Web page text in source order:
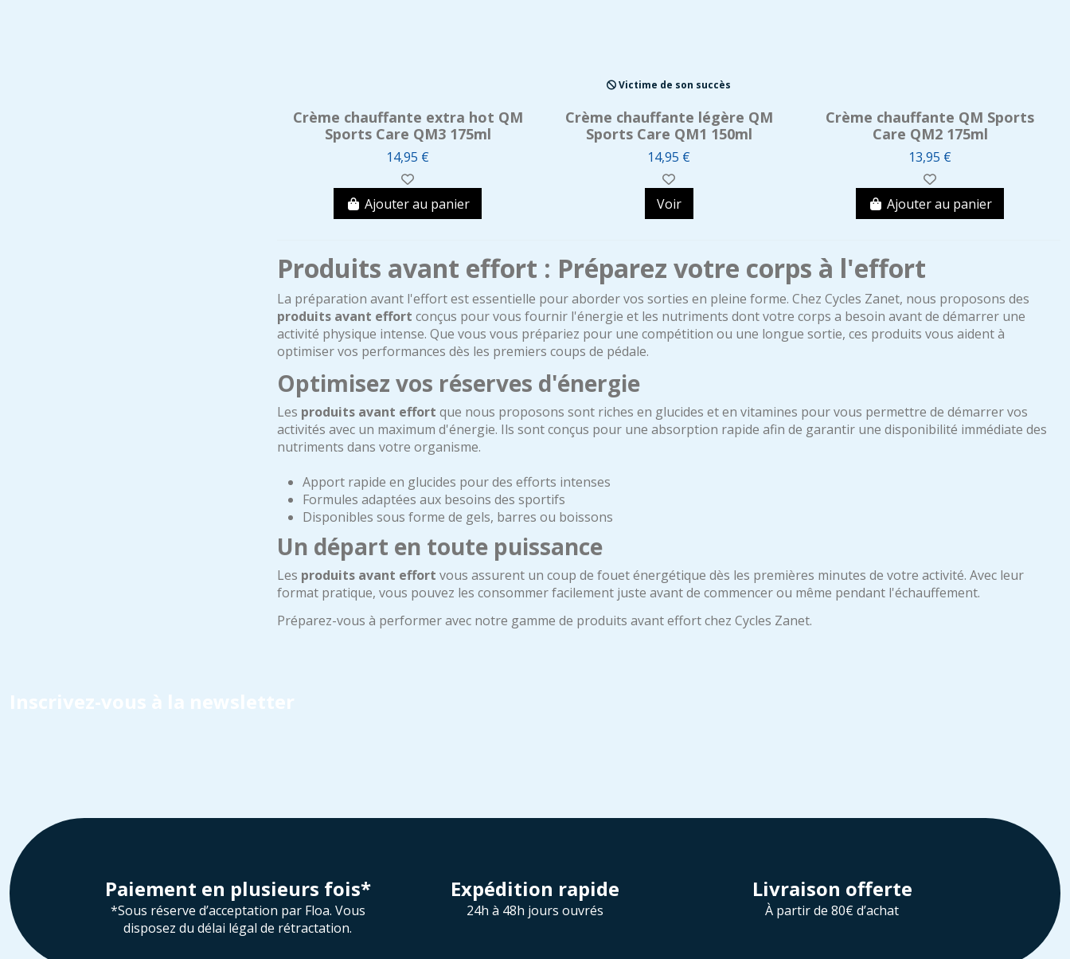
Crème chauffante extra hot QM
Sports Care QM3 175ml
14,95 €
Ajouter au panier
Victime de son succès
Crème chauffante légère QM
Sports Care QM1 150ml
14,95 €
Voir
Crème chauffante QM Sports
Care QM2 175ml
13,95 €
Ajouter au panier
Produits avant effort : Préparez votre corps à l'effort
La préparation avant l'effort est essentielle pour aborder vos sorties en pleine forme. Chez Cycles Zanet, nous proposons des
produits avant effort conçus pour vous fournir l'énergie et les nutriments dont votre corps a besoin avant de démarrer une
activité physique intense. Que vous vous prépariez pour une compétition ou une longue sortie, ces produits vous aident à
optimiser vos performances dès les premiers coups de pédale.
Optimisez vos réserves d'énergie
Les produits avant effort que nous proposons sont riches en glucides et en vitamines pour vous permettre de démarrer vos
activités avec un maximum d'énergie. Ils sont conçus pour une absorption rapide afin de garantir une disponibilité immédiate des
nutriments dans votre organisme.
Apport rapide en glucides pour des efforts intenses
Formules adaptées aux besoins des sportifs
Disponibles sous forme de gels, barres ou boissons
Un départ en toute puissance
Les produits avant effort vous assurent un coup de fouet énergétique dès les premières minutes de votre activité. Avec leur
format pratique, vous pouvez les consommer facilement juste avant de commencer ou même pendant l'échauffement.
Préparez-vous à performer avec notre gamme de produits avant effort chez Cycles Zanet.
Inscrivez-vous à la newsletter
Paiement en plusieurs fois*
*Sous réserve d’acceptation par Floa. Vous
disposez du délai légal de rétractation.
Expédition rapide
24h à 48h jours ouvrés
Livraison offerte
À partir de 80€ d’achat